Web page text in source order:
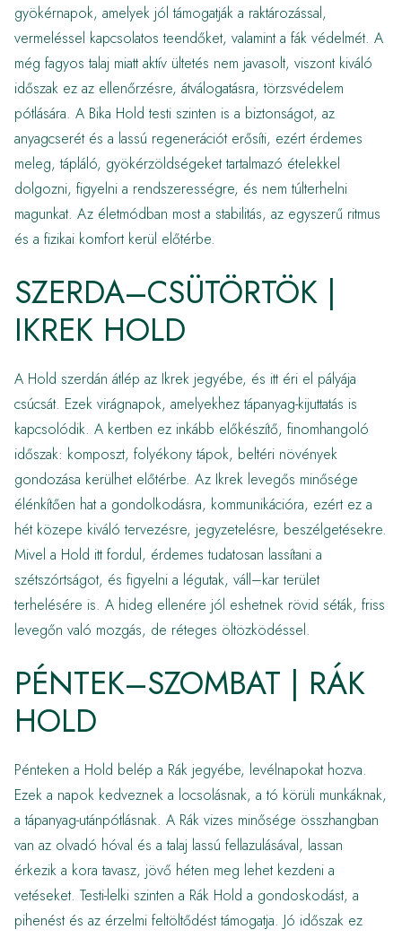
gyökérnapok, amelyek jól támogatják a raktározással,
vermeléssel kapcsolatos teendőket, valamint a fák védelmét. A
még fagyos talaj miatt aktív ültetés nem javasolt, viszont kiváló
időszak ez az ellenőrzésre, átválogatásra, törzsvédelem
pótlására. A Bika Hold testi szinten is a biztonságot, az
anyagcserét és a lassú regenerációt erősíti, ezért érdemes
meleg, tápláló, gyökérzöldségeket tartalmazó ételekkel
dolgozni, figyelni a rendszerességre, és nem túlterhelni
magunkat. Az életmódban most a stabilitás, az egyszerű ritmus
és a fizikai komfort kerül előtérbe.
SZERDA–CSÜTÖRTÖK |
IKREK HOLD
A Hold szerdán átlép az Ikrek jegyébe, és itt éri el pályája
csúcsát. Ezek virágnapok, amelyekhez tápanyag-kijuttatás is
kapcsolódik. A kertben ez inkább előkészítő, finomhangoló
időszak: komposzt, folyékony tápok, beltéri növények
gondozása kerülhet előtérbe. Az Ikrek levegős minősége
élénkítően hat a gondolkodásra, kommunikációra, ezért ez a
hét közepe kiváló tervezésre, jegyzetelésre, beszélgetésekre.
Mivel a Hold itt fordul, érdemes tudatosan lassítani a
szétszórtságot, és figyelni a légutak, váll–kar terület
terhelésére is. A hideg ellenére jól eshetnek rövid séták, friss
levegőn való mozgás, de réteges öltözködéssel.
PÉNTEK–SZOMBAT | RÁK
HOLD
Pénteken a Hold belép a Rák jegyébe, levélnapokat hozva.
Ezek a napok kedveznek a locsolásnak, a tó körüli munkáknak,
a tápanyag-utánpótlásnak. A Rák vizes minősége összhangban
van az olvadó hóval és a talaj lassú fellazulásával, lassan
érkezik a kora tavasz, jövő héten meg lehet kezdeni a
vetéseket. Testi-lelki szinten a Rák Hold a gondoskodást, a
pihenést és az érzelmi feltöltődést támogatja. Jó időszak ez